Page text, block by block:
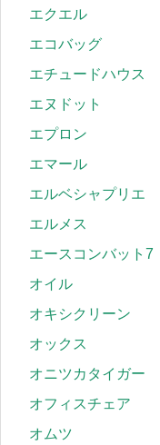
エクエル
エコバッグ
エチュードハウス
エヌドット
エプロン
エマール
エルベシャプリエ
エルメス
エースコンバット7
オイル
オキシクリーン
オックス
オニツカタイガー
オフィスチェア
オムツ